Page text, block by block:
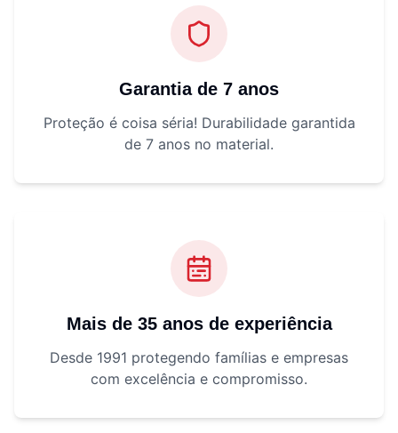
Garantia de 7 anos
Proteção é coisa séria! Durabilidade garantida
de 7 anos no material.
Mais de 35 anos de experiência
Desde 1991 protegendo famílias e empresas
com excelência e compromisso.